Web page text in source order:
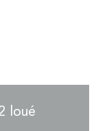
loué